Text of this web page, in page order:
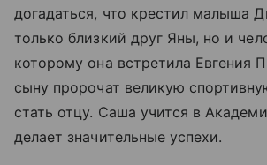
догадаться, что крестил малыша
только близкий друг Яны, но и
которому она встретила Евгения
сыну пророчат великую
стать отцу. Саша учится в
делает значительные успехи.